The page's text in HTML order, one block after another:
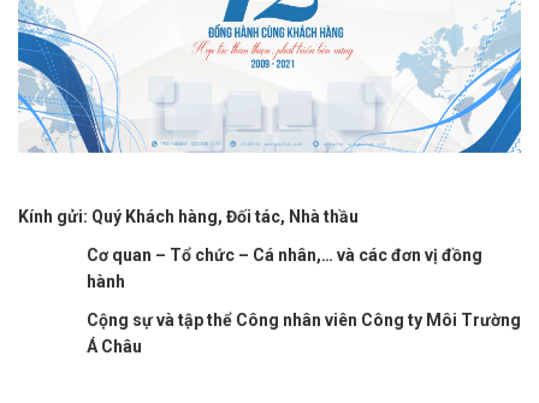
Kính gửi: Quý Khách hàng, Đối tác, Nhà thầu
Cơ quan – Tổ chức – Cá nhân,… và các đơn vị đồng
hành
Cộng sự và tập thể Công nhân viên Công ty Môi Trường
Á Châu